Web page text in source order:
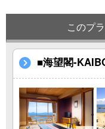
このプ
■海望閣-